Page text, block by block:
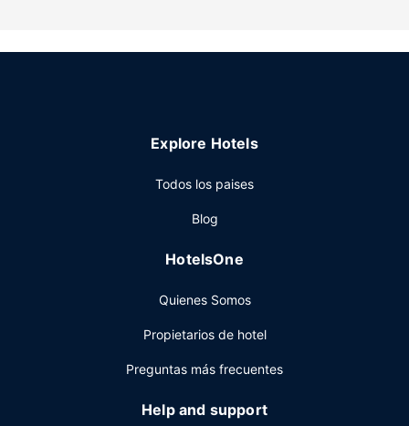
las 24 horas y atención multilingüe a tu disposición. ¿Estás
En este hotel tienes a tu disposición 111 metros cuadrados
reuniones. Hay un aparcamiento sin asistencia gratuito
Explore Hotels
Todos los paises
Blog
HotelsOne
Quienes Somos
Propietarios de hotel
Preguntas más frecuentes
Help and support